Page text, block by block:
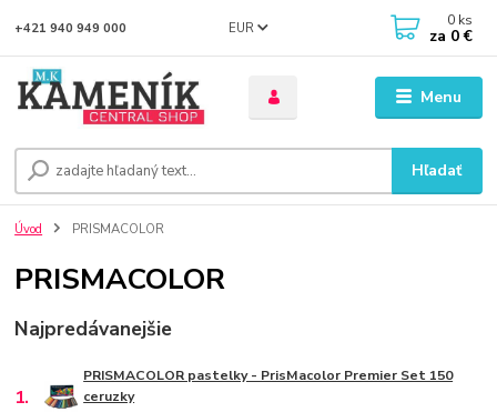
Menu
EUR
Hľadať
+421 940 949 000 0 ks
za 0 €
Úvod PRISMACOLOR
PRISMACOLOR
Najpredávanejšie
1.
PRISMACOLOR pastelky - PrisMacolor Premier Set 150
ceruzky